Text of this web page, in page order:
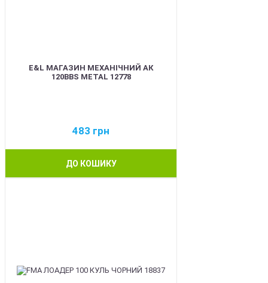
E&L МАГАЗИН МЕХАНІЧНИЙ АК
120BBS METAL 12778
483 грн
ДО КОШИКУ